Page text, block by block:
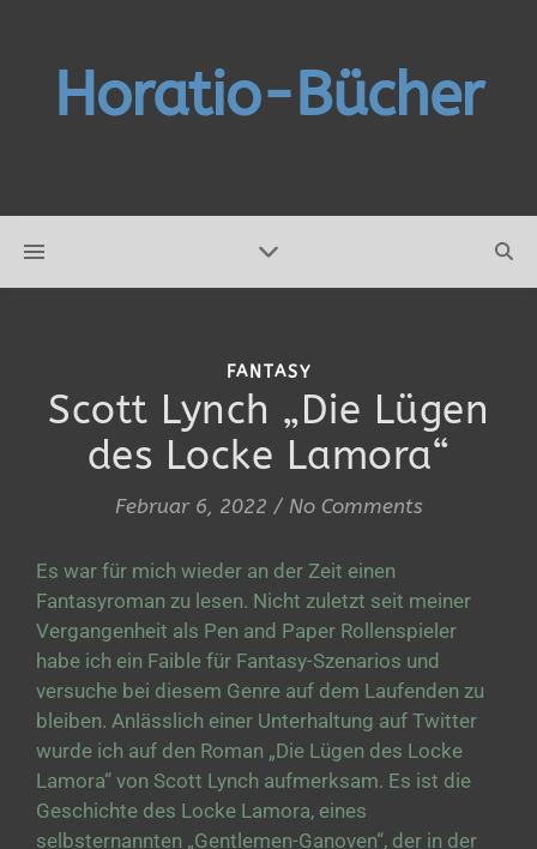
Horatio-Bücher
FANTASY
Scott Lynch „Die Lügen
des Locke Lamora“
Februar 6, 2022 / No Comments
Es war für mich wieder an der Zeit einen
Fantasyroman zu lesen. Nicht zuletzt seit meiner
Vergangenheit als Pen and Paper Rollenspieler
habe ich ein Faible für Fantasy-Szenarios und
versuche bei diesem Genre auf dem Laufenden zu
bleiben. Anlässlich einer Unterhaltung auf Twitter
wurde ich auf den Roman „Die Lügen des Locke
Lamora“ von Scott Lynch aufmerksam. Es ist die
Geschichte des Locke Lamora, eines
selbsternannten „Gentlemen-Ganoven“, der in der